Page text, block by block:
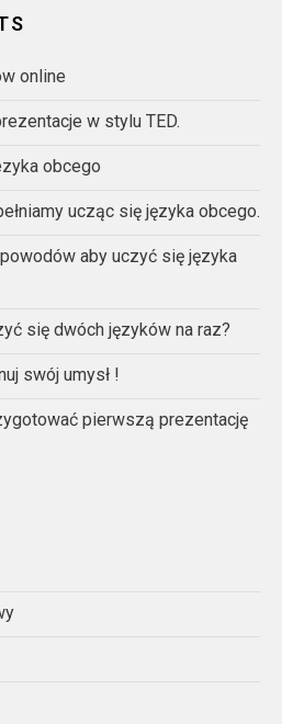
online
w stylu TED.
obcego
ucząc się języka obcego.
aby uczyć się języka
się dwóch języków na raz?
swój umysł !
pierwszą prezentację